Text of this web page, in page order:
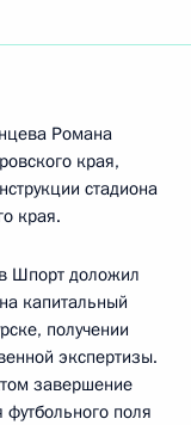
Романа
края,
стадиона
края.
Шпорт доложил
капитальный
получении
экспертизы.
завершение
футбольного поля